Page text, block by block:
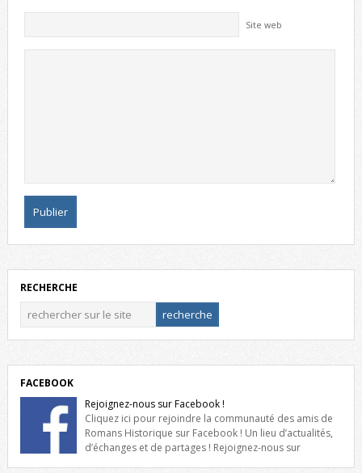
Site web
RECHERCHE
FACEBOOK
Rejoignez-nous sur Facebook !
Cliquez ici pour rejoindre la communauté des amis de
Romans Historique sur Facebook ! Un lieu d’actualités,
d’échanges et de partages ! Rejoignez-nous sur